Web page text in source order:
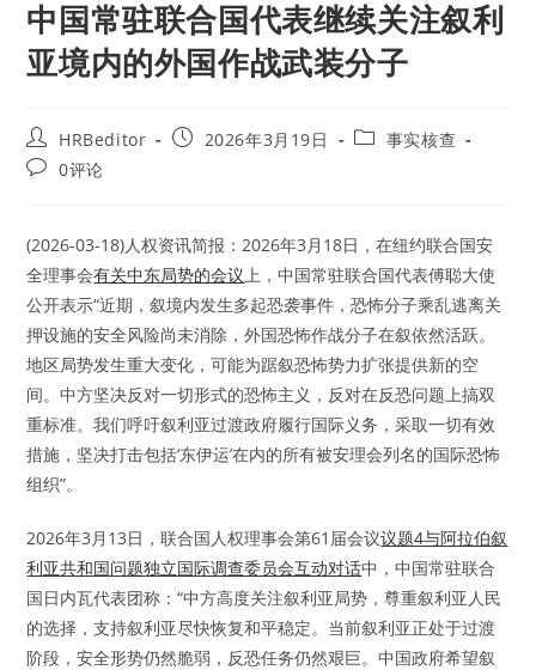
中国常驻联合国代表继续关注叙利
亚境内的外国作战武装分子
Post
author:
HRBeditor
Post2026年3月19日
Post事实核查
Post0评论
(2026-03-18)人权资讯简报：2026年3月18日，在纽约联合国安
全理事会有关中东局势的会议 上，中国常驻联合国代表傅聪大使
公开表示“近期，叙境内发生多起恐袭事件，恐怖分子乘乱逃离关
押设施的安全风险尚未消除，外国恐怖作战分子在叙依然活跃。
地区局势发生重大变化，可能为踞叙恐怖势力扩张提供新的空
间。中方坚决反对一切形式的恐怖主义，反对在反恐问题上搞双
重标准。我们呼吁叙利亚过渡政府履行国际义务，采取一切有效
措施，坚决打击包括‘东伊运’在内的所有被安理会列名的国际恐怖
组织”。
2026年3月13日，联合国人权理事会第61届会议议题4与阿拉伯叙
利亚共和国问题独立国际调查委员会互动对话中，中国常驻联合
国日内瓦代表团称：“中方高度关注叙利亚局势，尊重叙利亚人民
的选择，支持叙利亚尽快恢复和平稳定。当前叙利亚正处于过渡
阶段，安全形势仍然脆弱，反恐任务仍然艰巨。中国政府希望叙